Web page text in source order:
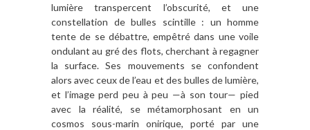
lumière transpercent l’obscurité, et une
constellation de bulles scintille : un homme
tente de se débattre, empêtré dans une voile
ondulant au gré des flots, cherchant à regagner
la surface. Ses mouvements se confondent
alors avec ceux de l’eau et des bulles de lumière,
et l’image perd peu à peu —à son tour— pied
avec la réalité, se métamorphosant en un
cosmos sous-marin onirique, porté par une